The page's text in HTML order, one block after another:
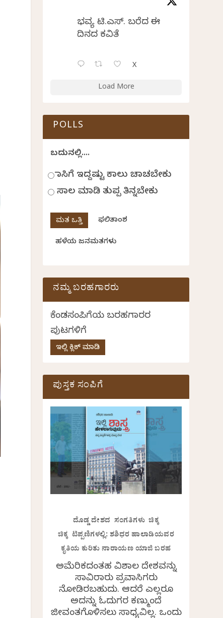
ಭವ್ಯ ಟಿ.ಎಸ್. ಬರೆದ ಈ
ದಿನದ ಕವಿತೆ
X
Load More
POLLS
ಬದುಕಿನಲ್ಲಿ....
ಹಾಸಿಗೆ ಇದ್ದಷ್ಟು ಕಾಲು ಚಾಚಬೇಕು
ಸಾಲ ಮಾಡಿ ತುಪ್ಪ ತಿನ್ನಬೇಕು
ಫಲಿತಾಂಶ
ಹಳೆಯ ಜನಮತಗಳು
ನಮ್ಮ ಬರಹಗಾರರು
ಕೆಂಡಸಂಪಿಗೆಯ ಬರಹಗಾರರ
ಪುಟಗಳಿಗೆ
ಇಲ್ಲಿ ಕ್ಲಿಕ್ ಮಾಡಿ
ಪುಸ್ತಕ ಸಂಪಿಗೆ
ದೊಡ್ಡ ದೇಶದ ಸಂಗತಿಗಳು ಚಿಕ್ಕ
ಚಿಕ್ಕ ಟಿಪ್ಪಣಿಗಳಲ್ಲಿ: ಶಶಿಧರ ಹಾಲಾಡಿಯವರ
ಕೃತಿಯ ಕುರಿತು ನಾರಾಯಣ ಯಾಜಿ ಬರಹ
ಅಮೆರಿಕದಂತಹ ವಿಶಾಲ ದೇಶವನ್ನು
ಸಾವಿರಾರು ಪ್ರವಾಸಿಗರು
ನೋಡಿರಬಹುದು. ಆದರೆ ಎಲ್ಲರೂ
ಅದನ್ನು ಓದುಗರ ಕಣ್ಮುಂದೆ
ಜೀವಂತಗೊಳಿಸಲು ಸಾಧ್ಯವಿಲ್ಲ. ಒಂದು